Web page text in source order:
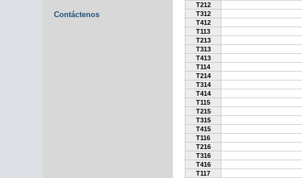
Contáctenos
T212
T312
T412
T113
T213
T313
T413
T114
T214
T314
T414
T115
T215
T315
T415
T116
T216
T316
T416
T117